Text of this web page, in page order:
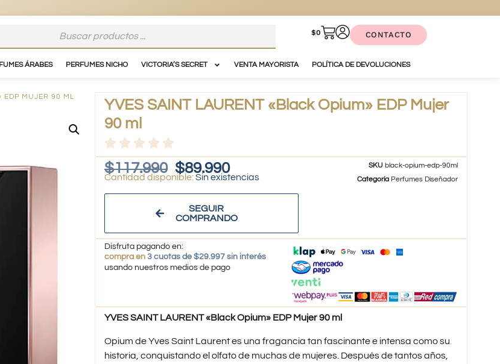
$0 CONTACTO
ÁRABES PERFUMES NICHO VICTORIA’S SECRET VENTA MAYORISTA POLÍTICA DE DEVOLUCIONES
EDP MUJER 90 ML
YVES SAINT LAURENT «Black Opium» EDP Mujer
90 ml
$117.990 $89.990
Sin existencias
SEGUIR
COMPRANDO
SKU black-opium-edp-90ml
Categoría Perfumes Diseñador
Disfruta pagando en:
compra en 3 cuotas de $29.997 sin interés
usando nuestros medios de pago
YVES SAINT LAURENT «Black Opium» EDP Mujer 90 ml
Opium de Yves Saint Laurent es una fragancia tan fascinante e intensa como su
historia, conquistando el olfato de muchas de mujeres. Después de tantos años,